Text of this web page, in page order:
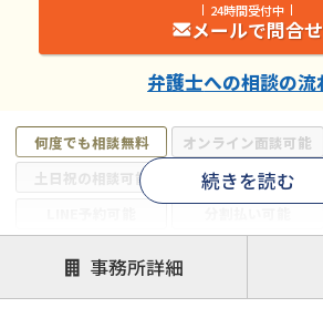
何度でも相談無料 オンライン面談可能
土日祝の相談可能
19時以降電話可能
続きを読む
24時間受付中
メールで問合せ
弁護士への相談の流
事務所詳細